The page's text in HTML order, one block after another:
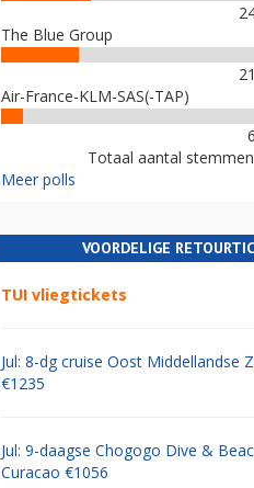
The Blue Group
Air-France-KLM-SAS(-TAP)
Totaal aantal
Meer polls
VOORDELIGE
TUI vliegtickets
Jul: 8-dg cruise Oost Middellandse
€1235
Jul: 9-daagse Chogogo Dive &
Curacao €1056